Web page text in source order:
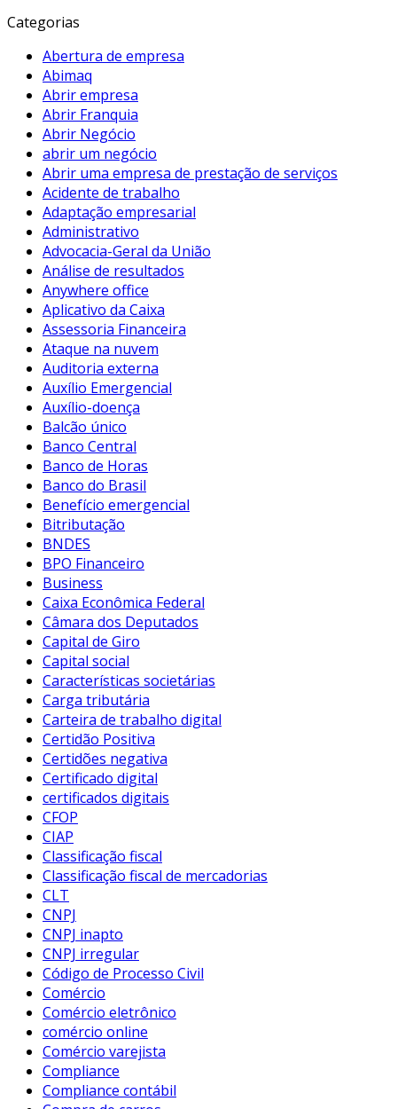
Categorias
Abertura de empresa
Abimaq
Abrir empresa
Abrir Franquia
Abrir Negócio
abrir um negócio
Abrir uma empresa de prestação de serviços
Acidente de trabalho
Adaptação empresarial
Administrativo
Advocacia-Geral da União
Análise de resultados
Anywhere office
Aplicativo da Caixa
Assessoria Financeira
Ataque na nuvem
Auditoria externa
Auxílio Emergencial
Auxílio-doença
Balcão único
Banco Central
Banco de Horas
Banco do Brasil
Benefício emergencial
Bitributação
BNDES
BPO Financeiro
Business
Caixa Econômica Federal
Câmara dos Deputados
Capital de Giro
Capital social
Características societárias
Carga tributária
Carteira de trabalho digital
Certidão Positiva
Certidões negativa
Certificado digital
certificados digitais
CFOP
CIAP
Classificação fiscal
Classificação fiscal de mercadorias
CLT
CNPJ
CNPJ inapto
CNPJ irregular
Código de Processo Civil
Comércio
Comércio eletrônico
comércio online
Comércio varejista
Compliance
Compliance contábil